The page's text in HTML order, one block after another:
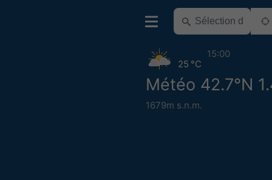
Météo 42.7°N
1679m s.n.m.
25 °C
15:00